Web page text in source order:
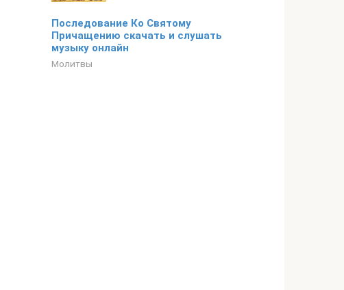
Последование Ко Святому
Причащению скачать и слушать
музыку онлайн
Молитвы